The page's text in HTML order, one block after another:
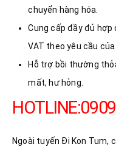
chuyển hàng hóa.
Cung cấp đầy đủ hợp
VAT theo yêu cầu
Hỗ trợ bồi thường
mất, hư hỏng.
Ngoài tuyến Đi Kon Tum,